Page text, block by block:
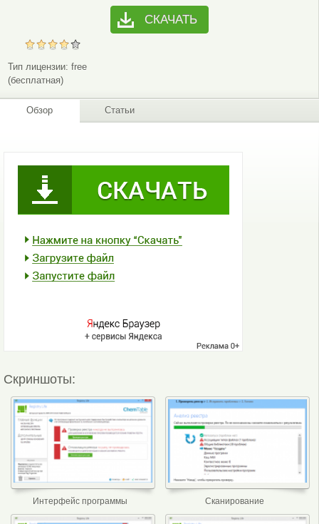
СКАЧАТЬ
Тип лицензии: free
(бесплатная)
Обзор Статьи
Скриншоты:
Интерфейс программы Сканирование